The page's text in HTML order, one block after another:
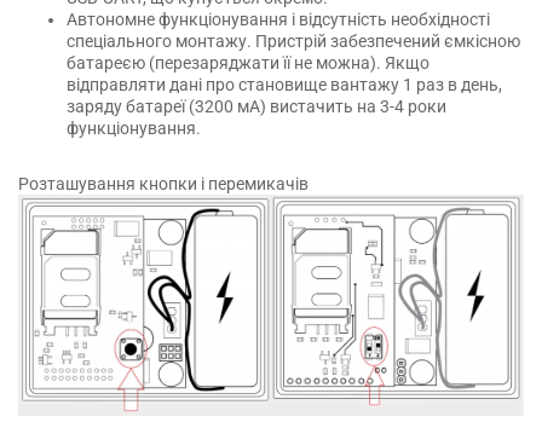
Автономне функціонування і відсутність необхідності
спеціального монтажу. Пристрій забезпечений ємкісною
батареєю (перезаряджати її не можна). Якщо
відправляти дані про становище вантажу 1 раз в день,
заряду батареї (3200 мА) вистачить на 3-4 роки
функціонування.
Розташування кнопки і перемикачів